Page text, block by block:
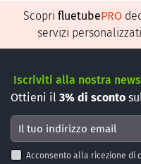
Scopri fluetubePRO
servizi
Iscriviti alla nostra
Ottieni il 3% di sconto
Acconsento alla ricezione di